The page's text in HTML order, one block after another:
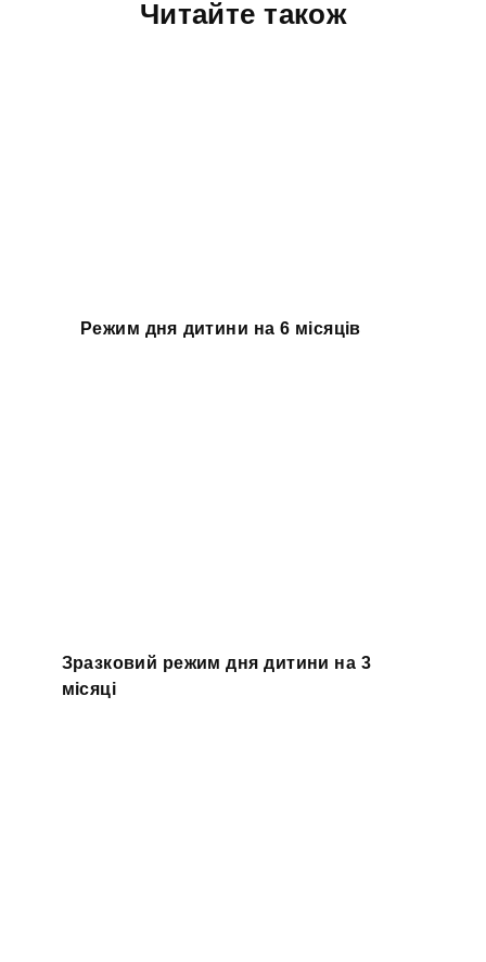
Читайте також
Режим дня дитини на 6 місяців
Зразковий режим дня дитини на 3
місяці